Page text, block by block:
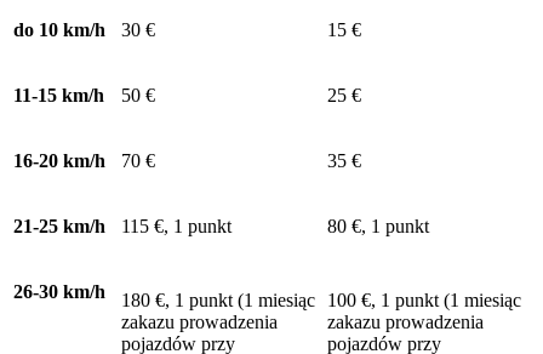
do 10 km/h 30 € 15 €
11-15 km/h 50 € 25 €
16-20 km/h 70 € 35 €
21-25 km/h 115 €, 1 punkt 80 €, 1 punkt
26-30 km/h
180 €, 1 punkt (1 miesiąc
zakazu prowadzenia
pojazdów przy
100 €, 1 punkt (1 miesiąc
zakazu prowadzenia
pojazdów przy